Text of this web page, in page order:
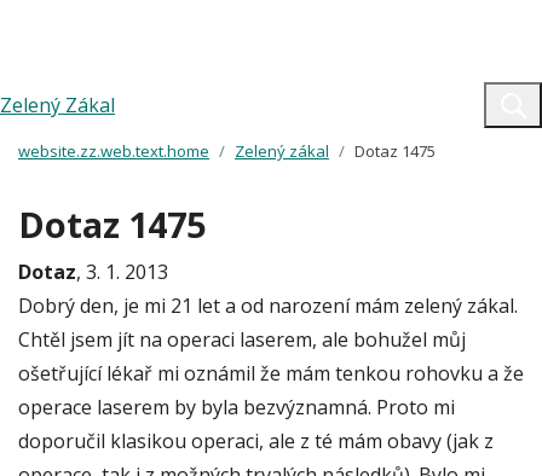
Zelený Zákal
website.zz.web.text.home Zelený zákal Dotaz 1475
Dotaz 1475
Dotaz, 3. 1. 2013
Dobrý den, je mi 21 let a od narození mám zelený zákal.
Chtěl jsem jít na operaci laserem, ale bohužel můj
ošetřující lékař mi oznámil že mám tenkou rohovku a že
operace laserem by byla bezvýznamná. Proto mi
doporučil klasikou operaci, ale z té mám obavy (jak z